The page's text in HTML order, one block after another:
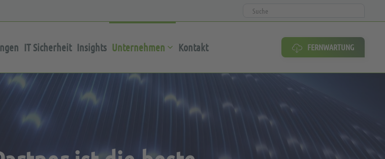
IT Sicherheit Insights Unternehmen Kontakt FERNWARTUNG